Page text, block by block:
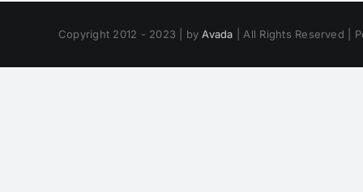
Copyright 2012 - 2023 | byAvada | All Rights Reserved |